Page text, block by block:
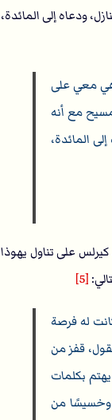
ودعاه إلى المائدة،
هي معي على
مع أنه
المائدة،
على تناول يهوذا
[5]
له فرصة
قفز من
بكلمات
وخسيسًا من